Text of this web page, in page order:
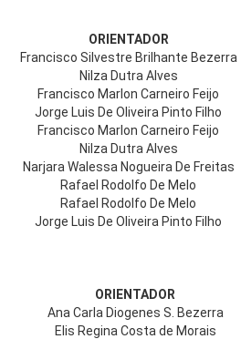
ORIENTADOR
Francisco Silvestre Brilhante Bezerra
Nilza Dutra Alves
Francisco Marlon Carneiro Feijo
Jorge Luis De Oliveira Pinto Filho
Francisco Marlon Carneiro Feijo
Nilza Dutra Alves
Narjara Walessa Nogueira De Freitas
Rafael Rodolfo De Melo
Rafael Rodolfo De Melo
Jorge Luis De Oliveira Pinto Filho
ORIENTADOR
Ana Carla Diogenes S. Bezerra
Elis Regina Costa de Morais